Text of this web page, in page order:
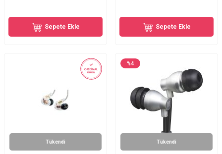
Sepete Ekle Sepete Ekle
Tükendi
ORİJİNAL
ÜRÜN
%4
Tükendi